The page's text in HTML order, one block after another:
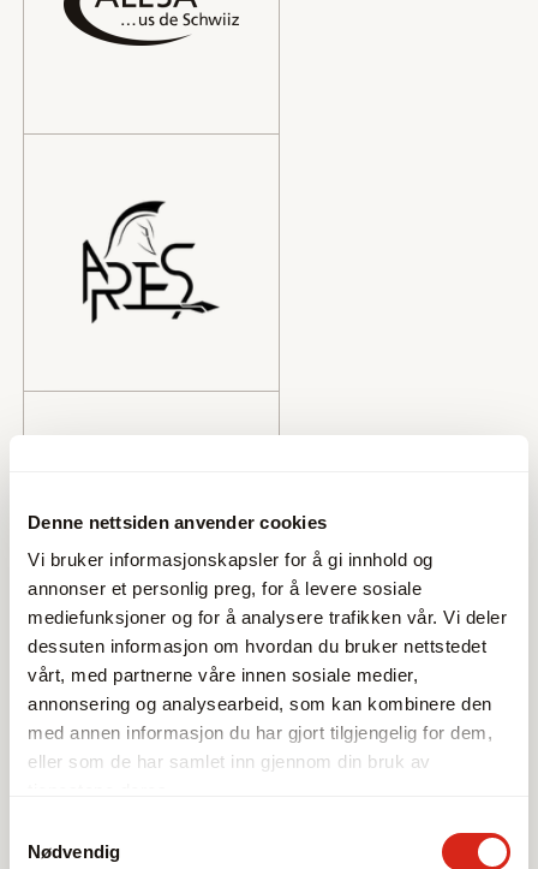
Denne nettsiden anvender cookies
Vi bruker informasjonskapsler for å gi innhold og
annonser et personlig preg, for å levere sosiale
mediefunksjoner og for å analysere trafikken vår. Vi deler
dessuten informasjon om hvordan du bruker nettstedet
vårt, med partnerne våre innen sosiale medier,
annonsering og analysearbeid, som kan kombinere den
med annen informasjon du har gjort tilgjengelig for dem,
eller som de har samlet inn gjennom din bruk av
Nødvendig